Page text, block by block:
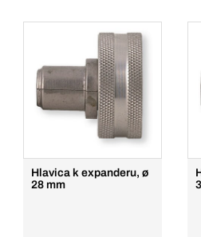
Hlavica k expanderu, ø
28 mm